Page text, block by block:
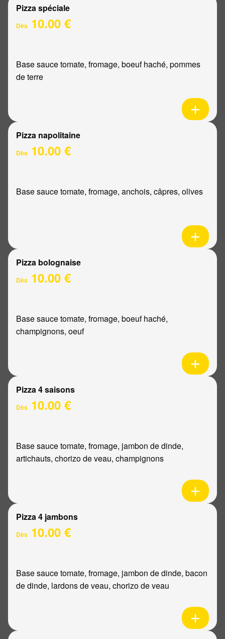
Pizza spéciale
Dès 10.00 €
Base sauce tomate, fromage, boeuf haché, pommes
de terre
Pizza napolitaine
Dès 10.00 €
Base sauce tomate, fromage, anchois, câpres, olives
Pizza bolognaise
Dès 10.00 €
Base sauce tomate, fromage, boeuf haché,
champignons, oeuf
Pizza 4 saisons
Dès 10.00 €
Base sauce tomate, fromage, jambon de dinde,
artichauts, chorizo de veau, champignons
Pizza 4 jambons
Dès 10.00 €
Base sauce tomate, fromage, jambon de dinde, bacon
de dinde, lardons de veau, chorizo de veau